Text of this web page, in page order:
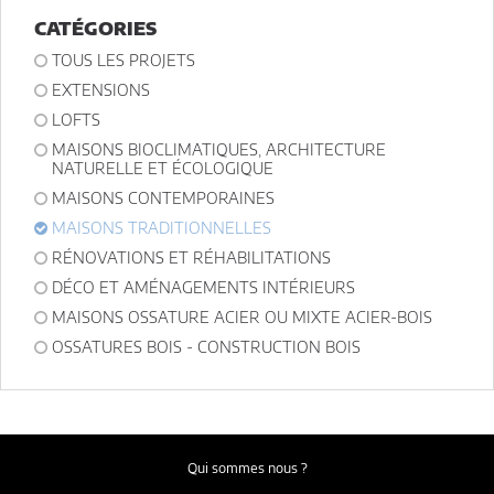
rectifier en contactant : Architectes-france, 23 avenue du Mirail - parc
du Mirail - 33370 Artigues-près Bordeaux. Tél. 05.47.74.51.01 -
contact@architectes-france.com
CATÉGORIES
TOUS LES PROJETS
EXTENSIONS
LOFTS
MAISONS BIOCLIMATIQUES, ARCHITECTURE
NATURELLE ET ÉCOLOGIQUE
MAISONS CONTEMPORAINES
MAISONS TRADITIONNELLES
RÉNOVATIONS ET RÉHABILITATIONS
DÉCO ET AMÉNAGEMENTS INTÉRIEURS
MAISONS OSSATURE ACIER OU MIXTE ACIER-BOIS
OSSATURES BOIS - CONSTRUCTION BOIS
Qui sommes nous ?